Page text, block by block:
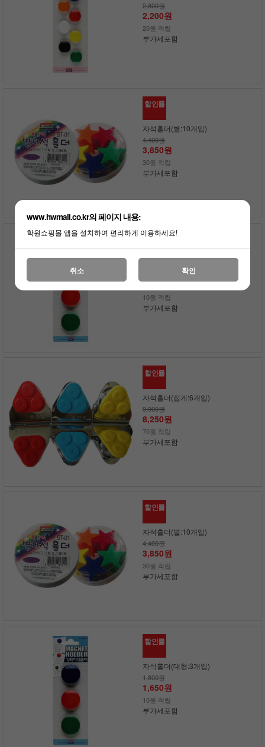
2,800원
2,200원
20원 적립
부가세포함
할인률
자석홀더(별:10개입)
4,400원
3,850원
30원 적립
부가세포함
할인률
1,650원
10원 적립
부가세포함
할인률
자석홀더(집게:6개입)
9,900원
8,250원
70원 적립
부가세포함
할인률
자석홀더(별:10개입)
4,400원
3,850원
30원 적립
부가세포함
할인률
자석홀더(대형:3개입)
1,800원
1,650원
10원 적립
부가세포함
www.hwmall.co.kr의 페이지 내용:
학원쇼핑몰 앱을 설치하여 편리하게 이용하세요!
취소 확인